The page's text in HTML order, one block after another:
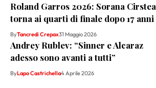
Roland Garros 2026: Sorana Cirstea
torna ai quarti di finale dopo 17 anni
ByTancredi Crepax31 Maggio 2026
Andrey Rublev: “Sinner e Alcaraz
adesso sono avanti a tutti”
ByLapo Castrichella4 Aprile 2026